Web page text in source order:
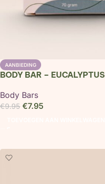
AANBIEDING
BODY BAR – EUCALYPTUS
Body Bars
€9.95 €7.95